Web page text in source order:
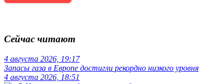
Сейчас читают
4 августа 2026, 19:17
Запасы газа в Европе достигли рекордно низкого уровня
4 августа 2026, 18:51